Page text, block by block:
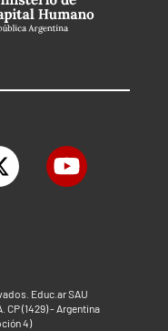
Educ.ar SAU
CP (1429) - Argentina
4)